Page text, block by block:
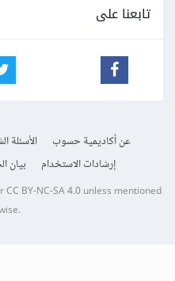
تابعنا على
عن أكاديمية حسوب الأسئلة
إرشادات الاستخدام
بيان
CC BY-NC-SA 4.0unless mentioned